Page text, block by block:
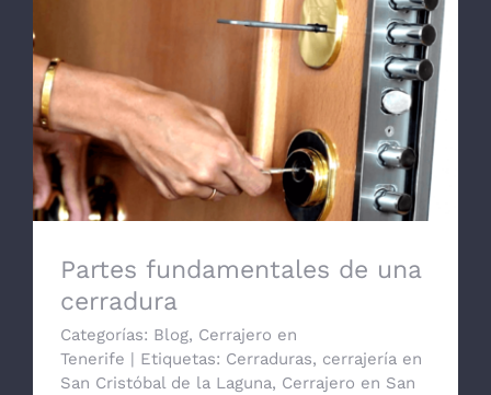
Partes fundamentales de una cerradura
Partes fundamentales de una
cerradura
Categorías: Blog, Cerrajero en
Tenerife | Etiquetas: Cerraduras, cerrajería en
San Cristóbal de la Laguna, Cerrajero en San